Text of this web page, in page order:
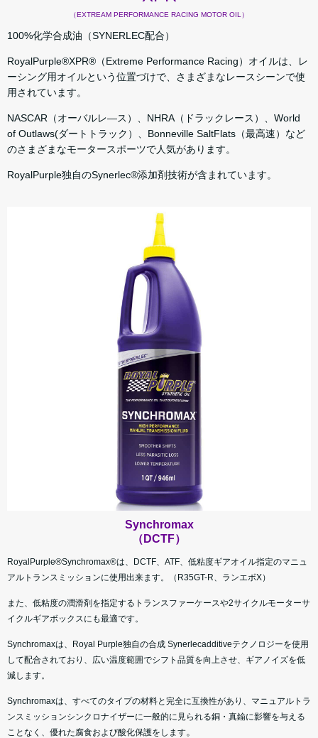
（EXTREAM PERFORMANCE RACING MOTOR OIL）
100%化学合成油（SYNERLEC配合）
RoyalPurple®XPR®（Extreme Performance Racing）オイルは、レ
ーシング用オイルという位置づけで、さまざまなレースシーンで使
用されています。
NASCAR（オーバルレ―ス）、NHRA（ドラックレース）、World
of Outlaws(ダートトラック）、Bonneville SaltFlats（最高速）など
のさまざまなモータースポーツで人気があります。
RoyalPurple独自のSynerlec®添加剤技術が含まれています。
Synchromax
（DCTF）
RoyalPurple®Synchromax®は、DCTF、ATF、低粘度ギアオイル指定のマニュ
アルトランスミッションに使用出来ます。（R35GT-R、ランエボX）
また、低粘度の潤滑剤を指定するトランスファーケースや2サイクルモーターサ
イクルギアボックスにも最適です。
Synchromaxは、Royal Purple独自の合成 Synerlecadditiveテクノロジーを使用
して配合されており、広い温度範囲でシフト品質を向上させ、ギアノイズを低
減します。
Synchromaxは、すべてのタイプの材料と完全に互換性があり、マニュアルトラ
ンスミッションシンクロナイザーに一般的に見られる銅・真鍮に影響を与える
ことなく、優れた腐食および酸化保護をします。